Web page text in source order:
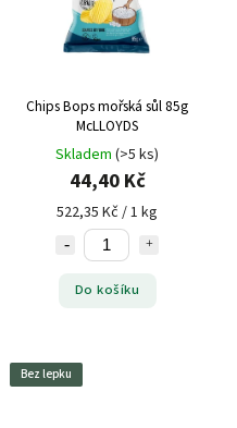
Chips Bops mořská sůl 85g
McLLOYDS
Skladem (>5 ks)
44,40 Kč
522,35 Kč / 1 kg
Do košíku
Bez lepku